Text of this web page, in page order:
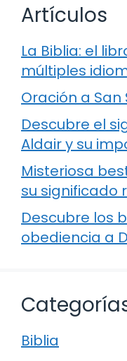
Artículos
La Biblia: el
múltiples
Oración a
Descubre el
Aldair y su
Misteriosa
su significado
Descubre los
obediencia a
Biblia